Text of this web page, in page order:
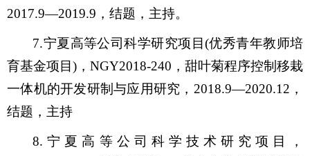
2017.9—2019.9，结题，主持。
7.宁夏高等公司科学研究项目(优秀青年教师培
育基金项目)，NGY2018-240，甜叶菊程序控制移栽
一体机的开发研制与应用研究，2018.9—2020.12，
结题，主持
8.宁夏高等公司科学技术研究项目，